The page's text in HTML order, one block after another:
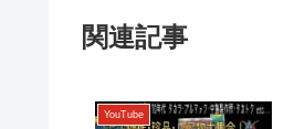
関連記事
YouTube